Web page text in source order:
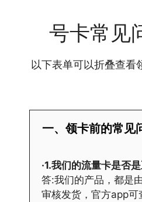
号卡常见
以下表单可以折叠查看
一、领卡前的常见
·1.我们的流量卡是否
答:我们的产品，都是
审核发货，官方app可